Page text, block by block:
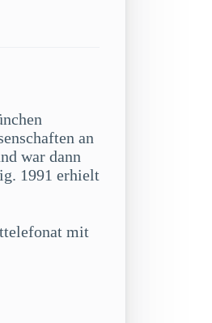
an
war dann
1991 erhielt
mit